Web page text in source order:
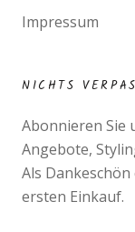
Impressum
NICHTS
Abonnieren Sie
Angebote,
Als
ersten Einkauf.